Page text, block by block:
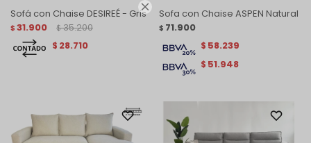

Sofá con Chaise DESIREÉ - Gris
$ 31.900 $ 35.200
$ 28.710
Sofa con Chaise ASPEN Natural
$ 71.900
$ 51.948
$ 58.239